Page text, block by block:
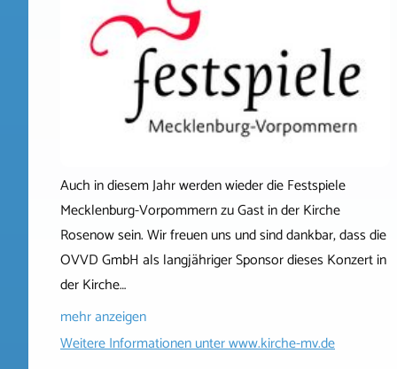
Auch in diesem Jahr werden wieder die Festspiele
Mecklenburg-Vorpommern zu Gast in der Kirche
Rosenow sein. Wir freuen uns und sind dankbar, dass die
OVVD GmbH als langjähriger Sponsor dieses Konzert in
der Kirche…
mehr anzeigen
Weitere Informationen unterwww.kirche-mv.de